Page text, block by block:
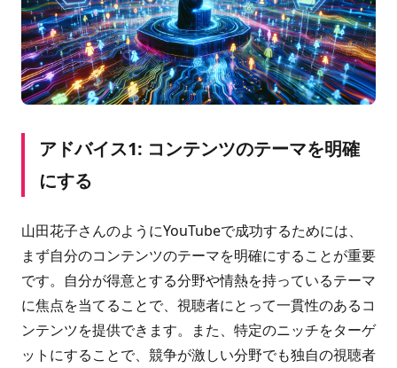
アドバイス1: コンテンツのテーマを明確
にする
山田花子さんのようにYouTubeで成功するためには、
まず自分のコンテンツのテーマを明確にすることが重要
です。自分が得意とする分野や情熱を持っているテーマ
に焦点を当てることで、視聴者にとって一貫性のあるコ
ンテンツを提供できます。また、特定のニッチをターゲ
ットにすることで、競争が激しい分野でも独自の視聴者